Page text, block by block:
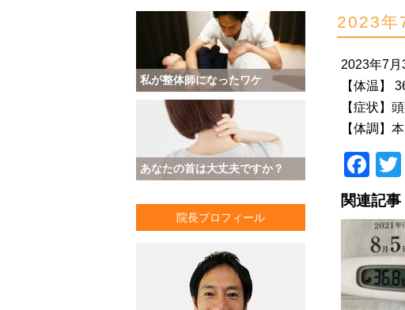
2023年
2023年7
【体温】
【症状】
【体調】
関連記事
私が整体師になったワケ
あなたの首は大丈夫ですか？
院長プロフィール